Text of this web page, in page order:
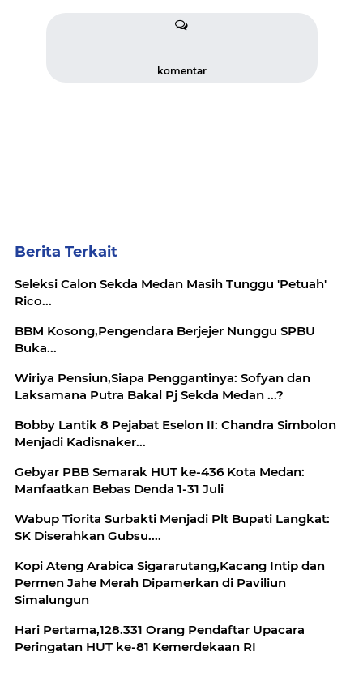
komentar
Berita Terkait
Seleksi Calon Sekda Medan Masih Tunggu 'Petuah'
Rico...
BBM Kosong,Pengendara Berjejer Nunggu SPBU
Buka...
Wiriya Pensiun,Siapa Penggantinya: Sofyan dan
Laksamana Putra Bakal Pj Sekda Medan ...?
Bobby Lantik 8 Pejabat Eselon II: Chandra Simbolon
Menjadi Kadisnaker...
Gebyar PBB Semarak HUT ke-436 Kota Medan:
Manfaatkan Bebas Denda 1-31 Juli
Wabup Tiorita Surbakti Menjadi Plt Bupati Langkat:
SK Diserahkan Gubsu....
Kopi Ateng Arabica Sigararutang,Kacang Intip dan
Permen Jahe Merah Dipamerkan di Paviliun
Simalungun
Hari Pertama,128.331 Orang Pendaftar Upacara
Peringatan HUT ke-81 Kemerdekaan RI